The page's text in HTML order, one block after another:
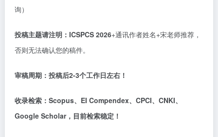
询）
投稿主题请注明： ICSPCS 2026+通讯作者姓名+宋老师推荐，
否则无法确认您的稿件。
审稿周期： 投稿后2-3个工作日左右！
收录检索： Scopus、EI Compendex、CPCI、CNKI、
Google Scholar，目前检索稳定！